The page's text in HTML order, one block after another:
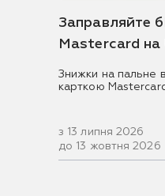
Заправляйте
Mastercard на
Знижки на пальне
карткою
з 13 липня 2026
до 13 жовтня 2026